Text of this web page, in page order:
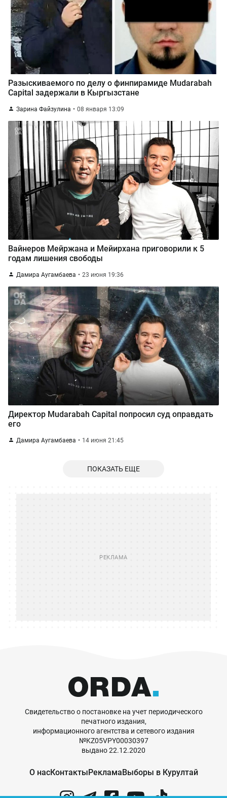
Разыскиваемого по делу о финпирамиде Mudarabah
Capital задержали в Кыргызстане
Зарина Файзулина 08 января 13:09
Вайнеров Мейржана и Мейирхана приговорили к 5
годам лишения свободы
Дамира Аугамбаева 23 июня 19:36
Директор Mudarabah Capital попросил суд оправдать
его
Дамира Аугамбаева 14 июня 21:45
ПОКАЗАТЬ ЕЩЕ
Свидетельство о постановке на учет периодического
печатного издания,
информационного агентства и сетевого издания
№KZ05VPY00030397
выдано 22.12.2020
О насКонтактыРекламаВыборы в Курултай